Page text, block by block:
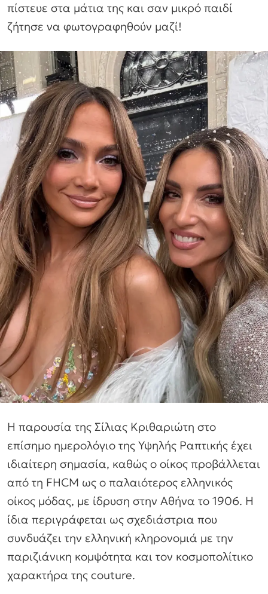
πίστευε στα μάτια της και σαν μικρό παιδί
ζήτησε να φωτογραφηθούν μαζί!
Η παρουσία της Σίλιας Κριθαριώτη στο
επίσημο ημερολόγιο της Υψηλής Ραπτικής έχει
ιδιαίτερη σημασία, καθώς ο οίκος προβάλλεται
από τη FHCM ως ο παλαιότερος ελληνικός
οίκος μόδας, με ίδρυση στην Αθήνα το 1906. Η
ίδια περιγράφεται ως σχεδιάστρια που
συνδυάζει την ελληνική κληρονομιά με την
παριζιάνικη κομψότητα και τον κοσμοπολίτικο
χαρακτήρα της couture.